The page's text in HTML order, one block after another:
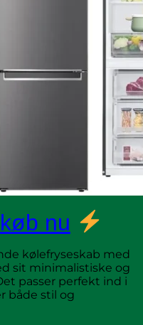
nu
kølefryseskab med
sit minimalistiske og
passer perfekt ind i
både stil og